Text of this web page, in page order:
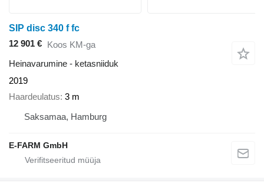
SIP disc 340 f fc
12 901 € Koos KM-ga
Heinavarumine - ketasniiduk
2019
Haardeulatus 3 m
Saksamaa, Hamburg
E-FARM GmbH